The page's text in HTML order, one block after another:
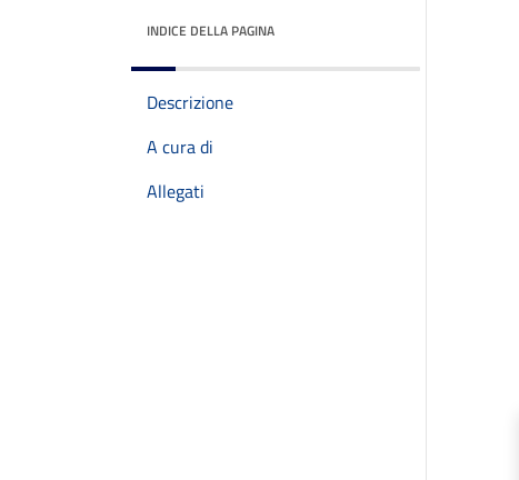
INDICE DELLA PAGINA
Descrizione
A cura di
Allegati